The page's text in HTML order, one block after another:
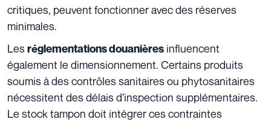
critiques, peuvent fonctionner avec des réserves
minimales.
Lesréglementations douanières influencent
également le dimensionnement. Certains produits
soumis à des contrôles sanitaires ou phytosanitaires
nécessitent des délais d’inspection supplémentaires.
Le stock tampon doit intégrer ces contraintes